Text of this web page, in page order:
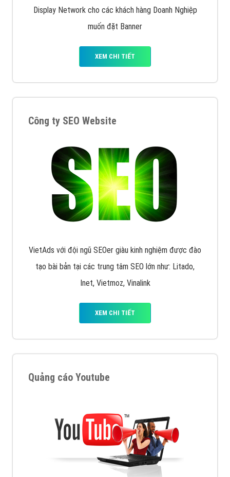
Display Network cho các khách hàng Doanh Nghiệp
muốn đặt Banner
XEM CHI TIẾT
Công ty SEO Website
VietAds với đội ngũ SEOer giàu kinh nghiệm được đào
tạo bài bản tại các trung tâm SEO lớn như: Litado,
Inet, Vietmoz, Vinalink
XEM CHI TIẾT
Quảng cáo Youtube